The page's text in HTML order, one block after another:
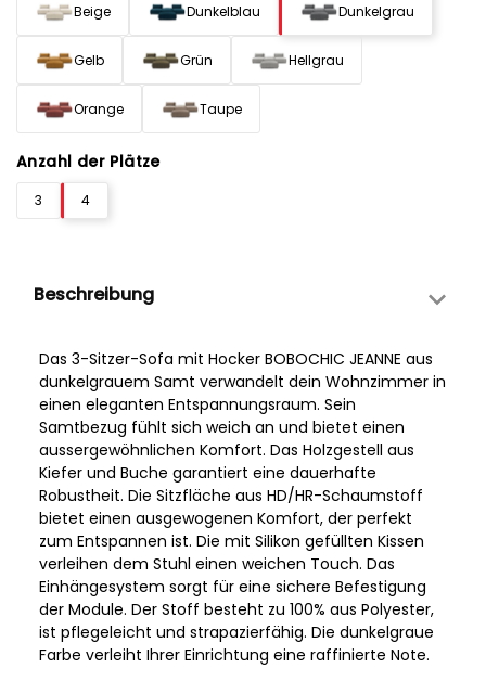
Beige Dunkelblau Dunkelgrau
Gelb Grün Hellgrau
Orange Taupe
Anzahl der Plätze
3 4
Beschreibung
Das 3-Sitzer-Sofa mit Hocker BOBOCHIC JEANNE aus
dunkelgrauem Samt verwandelt dein Wohnzimmer in
einen eleganten Entspannungsraum. Sein
Samtbezug fühlt sich weich an und bietet einen
aussergewöhnlichen Komfort. Das Holzgestell aus
Kiefer und Buche garantiert eine dauerhafte
Robustheit. Die Sitzfläche aus HD/HR-Schaumstoff
bietet einen ausgewogenen Komfort, der perfekt
zum Entspannen ist. Die mit Silikon gefüllten Kissen
verleihen dem Stuhl einen weichen Touch. Das
Einhängesystem sorgt für eine sichere Befestigung
der Module. Der Stoff besteht zu 100% aus Polyester,
ist pflegeleicht und strapazierfähig. Die dunkelgraue
Farbe verleiht Ihrer Einrichtung eine raffinierte Note.